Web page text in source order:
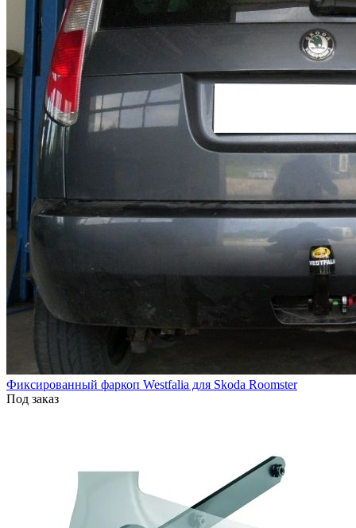
Фиксированный фаркоп Westfalia для Skoda Roomster
Под заказ